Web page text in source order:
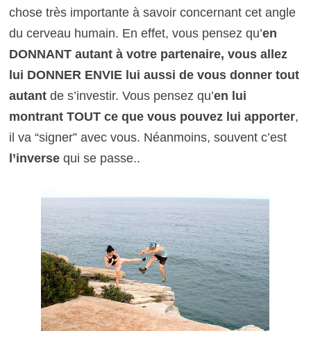
chose très importante à savoir concernant cet angle
du cerveau humain. En effet, vous pensez qu’en
DONNANT autant à votre partenaire, vous allez
lui DONNER ENVIE lui aussi de vous donner tout
autantde s’investir. Vous pensez qu’en lui
montrant TOUT ce que vous pouvez lui apporter,
il va “signer” avec vous. Néanmoins, souvent c’est
l’inversequi se passe..